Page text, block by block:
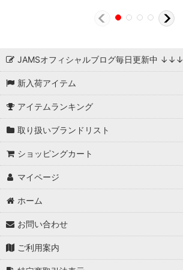
JAMSオフィシャルブログ毎日更新中 ↓↓↓
新入荷アイテム
アイテムランキング
取り扱いブランドリスト
ショッピングカート
マイページ
ホーム
お問い合わせ
ご利用案内